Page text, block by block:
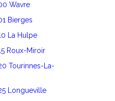
Wavre
Bierges
La Hulpe
Roux-Miroir
Tourinnes-La-
Longueville